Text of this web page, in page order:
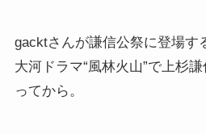
gacktさんが謙信公祭に登場す
大河ドラマ“風林火山”で上杉
ってから。